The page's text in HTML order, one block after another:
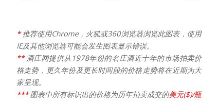
*推荐使用Chrome，火狐或360浏览器浏览此图表，使用
IE及其他浏览器可能会发生图表显示错误。
** 酒庄网提供从1978年份的名庄酒近十年的市场拍卖价
格走势，更久年份及更长时间段的价格走势将在近期为大
家呈现。
***图表中所有标识出的价格为历年拍卖成交的美元($)/瓶